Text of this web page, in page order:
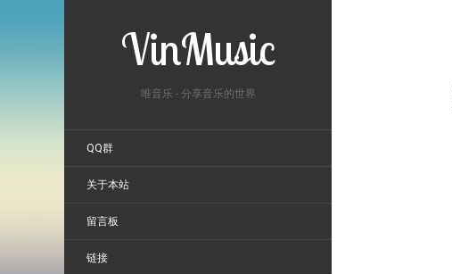
VinMusic
唯音乐 - 分享音乐的世界
QQ群
关于本站
留言板
链接